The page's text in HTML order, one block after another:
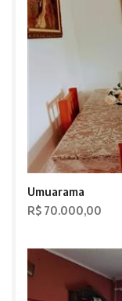
Umuarama
R$ 70.000,00